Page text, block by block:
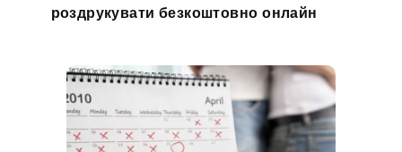
роздрукувати безкоштовно онлайн